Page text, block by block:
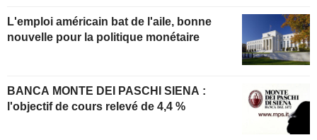
L'emploi américain bat de l'aile, bonne
nouvelle pour la politique monétaire
BANCA MONTE DEI PASCHI SIENA :
l'objectif de cours relevé de 4,4 %